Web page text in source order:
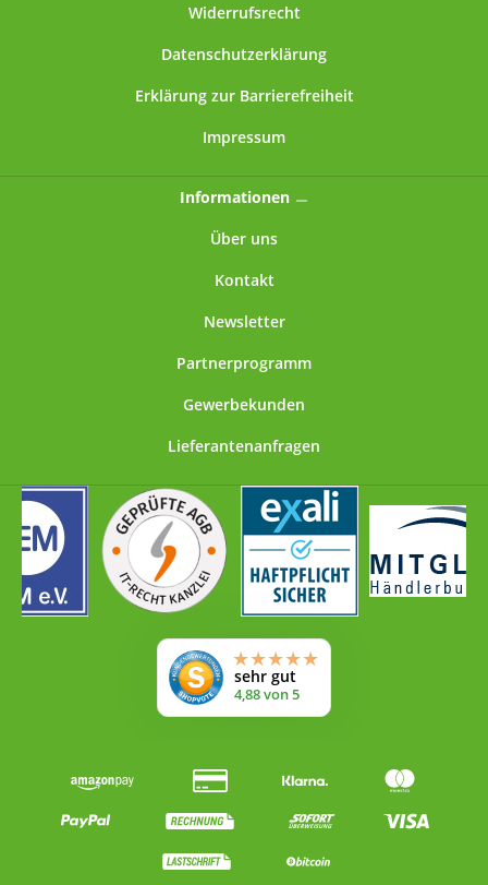
Widerrufsrecht
Datenschutzerklärung
Erklärung zur Barrierefreiheit
Impressum
Informationen
Über uns
Kontakt
Newsletter
Partnerprogramm
Gewerbekunden
Lieferantenanfragen